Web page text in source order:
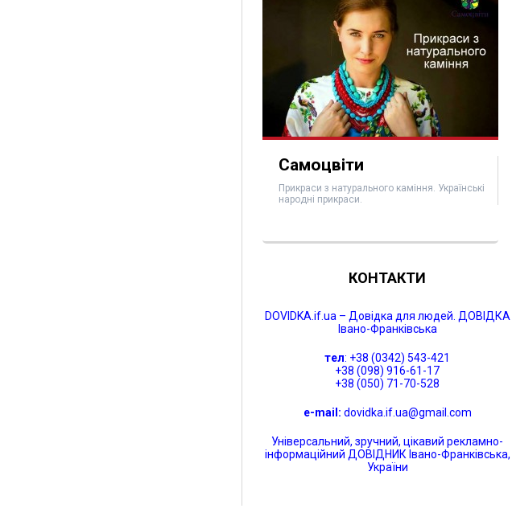
Самоцвіти
Прикраси з натурального каміння. Українські
народні прикраси.
КОНТАКТИ
DOVIDKA.if.ua – Довідка для людей. ДОВІДКА
Івано-Франківська
тел: +38 (0342) 543-421
+38 (098) 916-61-17
+38 (050) 71-70-528
e-mail: dovidka.if.ua@gmail.com
Універсальний, зручний, цікавий рекламно-
інформаційний ДОВІДНИК Івано-Франківська,
України